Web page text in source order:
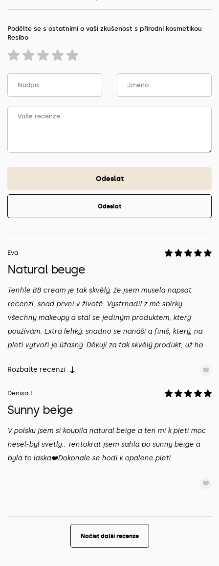
Podělte se s ostatními o vaší zkušenost s přírodní kosmetikou
Resibo
Odeslat
Odeslat
Eva
Natural beuge
Tenhle BB cream je tak skvělý, že jsem musela napsat
recenzi, snad první v životě. Vystrnadil z mé sbírky
všechny makeupy a stal se jediným produktem, který
používám. Extra lehký, snadno se nanáší a finiš, který, na
pleti vytvoří je úžasný. Děkuji za tak skvělý produkt, už ho
Rozbalte recenzi
Denisa L.
Sunny beige
V polsku jsem si koupila natural beige a ten mi k pleti moc
nesel-byl svetly.. Tentokrat jsem sahla po sunny beige a
byla to laska❤️Dokonale se hodi k opalene pleti
Načíst další recenze